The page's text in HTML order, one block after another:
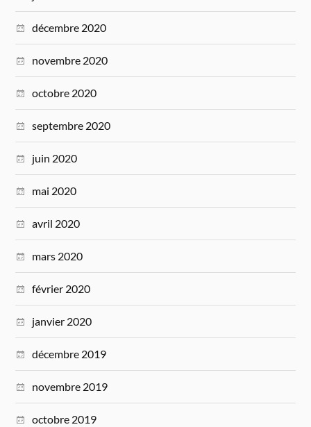
décembre 2020
novembre 2020
octobre 2020
septembre 2020
juin 2020
mai 2020
avril 2020
mars 2020
février 2020
janvier 2020
décembre 2019
novembre 2019
octobre 2019